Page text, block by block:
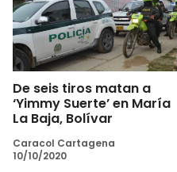
De seis tiros matan a
‘Yimmy Suerte’ en María
La Baja, Bolívar
Caracol Cartagena
10/10/2020